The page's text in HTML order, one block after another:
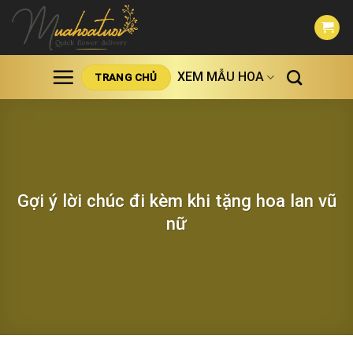
Skip
content
TRANG CHỦ XEM MẪU HOA
Gợi ý lời chúc đi kèm khi tặng hoa lan vũ
nữ